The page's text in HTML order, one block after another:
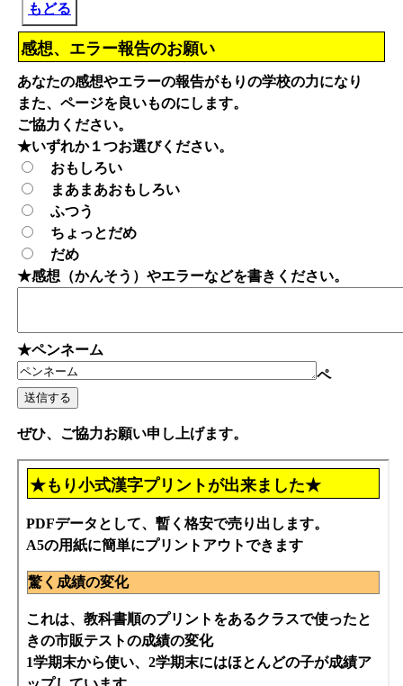
もどる
感想、エラー報告のお願い
あなたの感想やエラーの報告がもりの学校の力になり
また、ページを良いものにします。
ご協力ください。
★いずれか１つお選びください。
おもしろい
まあまあおもしろい
ふつう
ちょっとだめ
だめ
★感想（かんそう）やエラーなどを書きください。
★ペンネーム
ペ
ぜひ、ご協力お願い申し上げます。